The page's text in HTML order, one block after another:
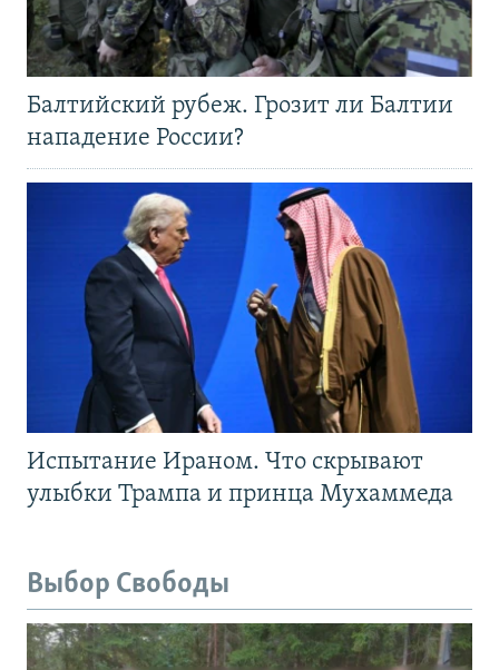
Балтийский рубеж. Грозит ли Балтии
нападение России?
Испытание Ираном. Что скрывают
улыбки Трампа и принца Мухаммеда
Выбор Свободы